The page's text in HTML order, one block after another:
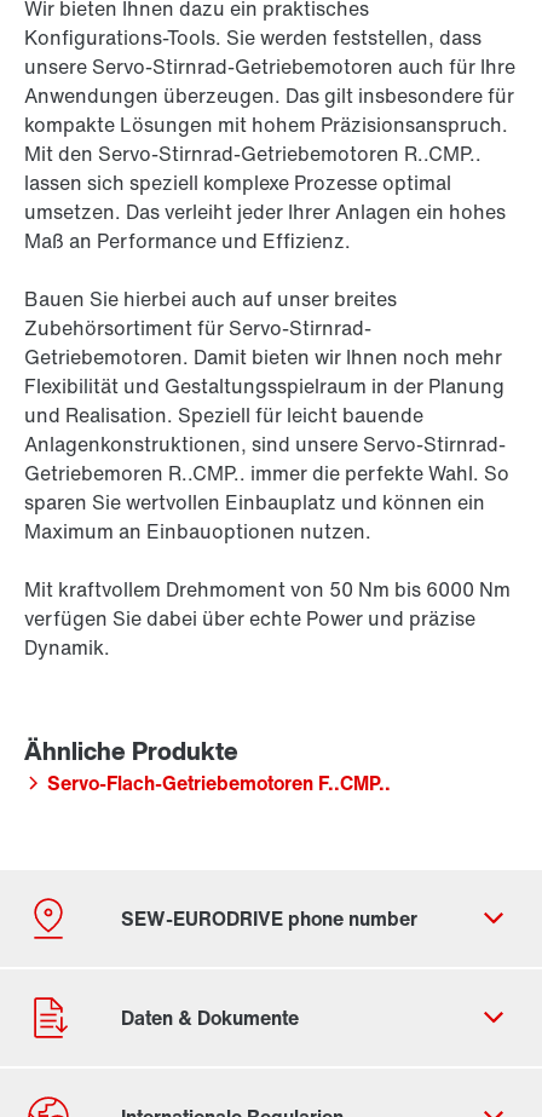
Wir bieten Ihnen dazu ein praktisches
Konfigurations-Tools. Sie werden feststellen, dass
unsere Servo-Stirnrad-Getriebemotoren auch für Ihre
Anwendungen überzeugen. Das gilt insbesondere für
kompakte Lösungen mit hohem Präzisionsanspruch.
Mit den Servo-Stirnrad-Getriebemotoren R..CMP..
lassen sich speziell komplexe Prozesse optimal
umsetzen. Das verleiht jeder Ihrer Anlagen ein hohes
Maß an Performance und Effizienz.
Bauen Sie hierbei auch auf unser breites
Zubehörsortiment für Servo-Stirnrad-
Getriebemotoren. Damit bieten wir Ihnen noch mehr
Flexibilität und Gestaltungsspielraum in der Planung
und Realisation. Speziell für leicht bauende
Anlagenkonstruktionen, sind unsere Servo-Stirnrad-
Getriebemoren R..CMP.. immer die perfekte Wahl. So
sparen Sie wertvollen Einbauplatz und können ein
Maximum an Einbauoptionen nutzen.
Mit kraftvollem Drehmoment von 50 Nm bis 6000 Nm
verfügen Sie dabei über echte Power und präzise
Dynamik.
Servo-Flach-Getriebemotoren F..CMP..